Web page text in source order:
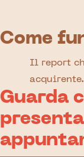
Come
Il report
acquirente.
Guarda